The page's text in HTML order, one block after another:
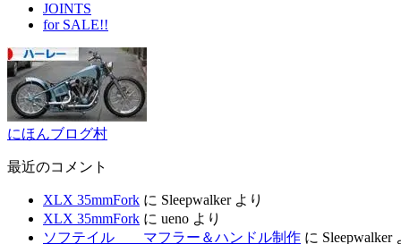
JOINTS
for SALE!!
にほんブログ村
最近のコメント
XLX 35mmFork に Sleepwalkerより
XLX 35mmFork に ueno より
ソフテイル マフラー＆ハンドル制作 に Sleepwalker